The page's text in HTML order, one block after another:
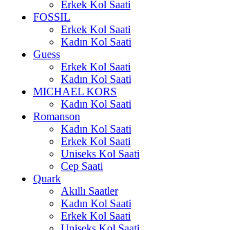
Erkek Kol Saati
FOSSIL
Erkek Kol Saati
Kadın Kol Saati
Guess
Erkek Kol Saati
Kadın Kol Saati
MICHAEL KORS
Kadın Kol Saati
Romanson
Kadın Kol Saati
Erkek Kol Saati
Uniseks Kol Saati
Cep Saati
Quark
Akıllı Saatler
Kadın Kol Saati
Erkek Kol Saati